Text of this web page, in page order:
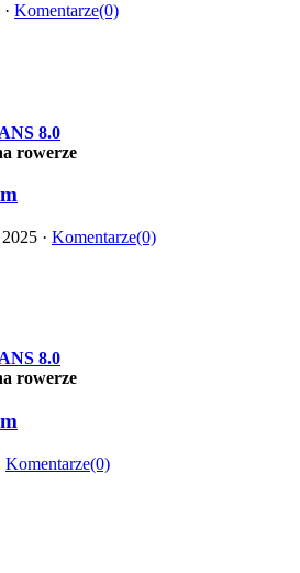
Komentarze(0)
8.0
rowerze
· Komentarze(0)
8.0
rowerze
Komentarze(0)